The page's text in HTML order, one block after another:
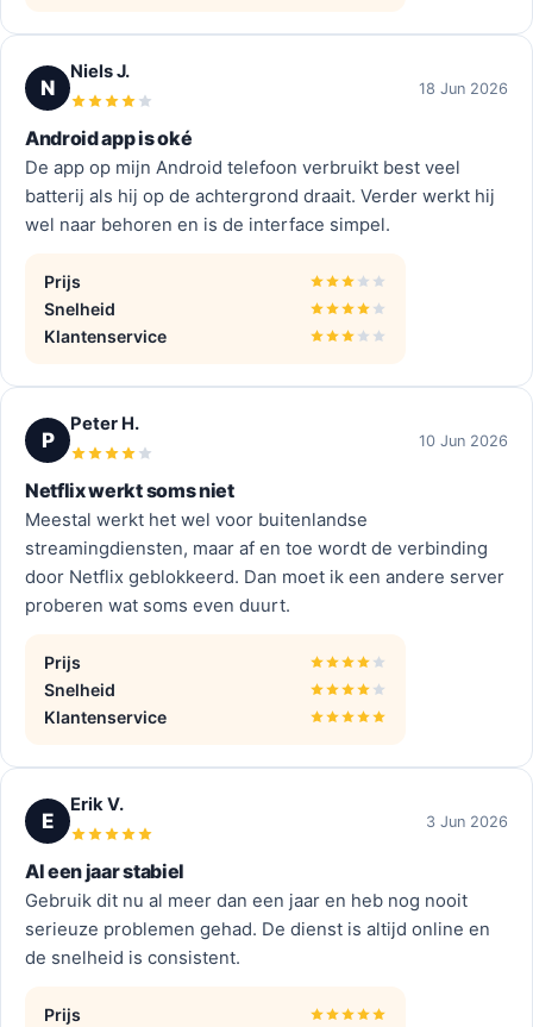
N
Niels J.
18 Jun 2026
Android app is oké
De app op mijn Android telefoon verbruikt best veel
batterij als hij op de achtergrond draait. Verder werkt hij
wel naar behoren en is de interface simpel.
Prijs
Snelheid
Klantenservice
P
Peter H.
10 Jun 2026
Netflix werkt soms niet
Meestal werkt het wel voor buitenlandse
streamingdiensten, maar af en toe wordt de verbinding
door Netflix geblokkeerd. Dan moet ik een andere server
proberen wat soms even duurt.
Prijs
Snelheid
Klantenservice
E
Erik V.
3 Jun 2026
Al een jaar stabiel
Gebruik dit nu al meer dan een jaar en heb nog nooit
serieuze problemen gehad. De dienst is altijd online en
de snelheid is consistent.
Prijs